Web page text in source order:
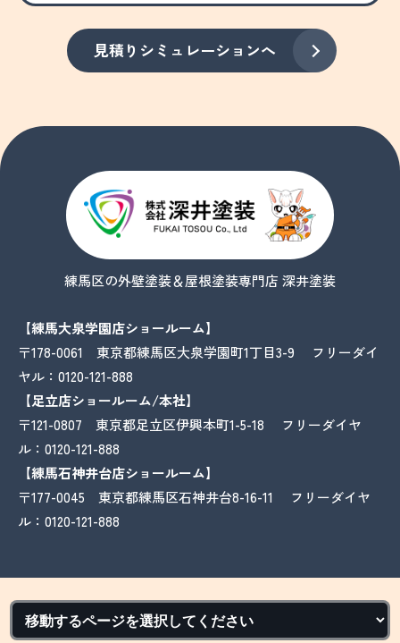
見積りシミュレーションへ
練馬区の外壁塗装＆屋根塗装専門店 深井塗装
【練馬大泉学園店ショールーム】
〒178-0061 東京都練馬区大泉学園町1丁目3-9 フリーダイ
ヤル： 0120-121-888
【足立店ショールーム/本社】
〒121-0807 東京都足立区伊興本町1-5-18 フリーダイヤ
ル： 0120-121-888
【練馬石神井台店ショールーム】
〒177-0045 東京都練馬区石神井台8-16-11 フリーダイヤ
ル： 0120-121-888